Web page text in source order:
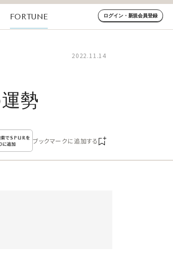
FORTUNE
ログイン・新規会員登録
2022.11.14
勢
ブックマークに追加する